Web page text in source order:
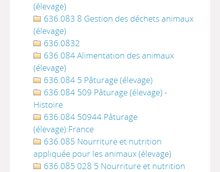
(élevage)
636.083 8 Gestion des déchets animaux
(élevage)
636.0832
636.084 Alimentation des animaux
(élevage)
636.084 5 Pâturage (élevage)
636.084 509 Pâturage (élevage) -
Histoire
636.084 50944 Pâturage
(élevage):France
636.085 Nourriture et nutrition
appliquée pour les animaux (élevage)
636.085 028 5 Nourriture et nutrition